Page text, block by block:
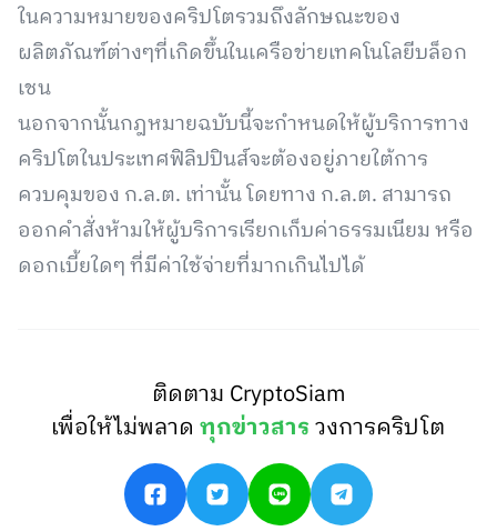
ในความหมายของคริปโตรวมถึงลักษณะของ
ผลิตภัณฑ์ต่างๆที่เกิดขึ้นในเครือข่ายเทคโนโลยีบล็อก
เชน
นอกจากนั้นกฎหมายฉบับนี้จะกำหนดให้ผู้บริการทาง
คริปโตในประเทศฟิลิปปินส์จะต้องอยู่ภายใต้การ
ควบคุมของ ก.ล.ต. เท่านั้น โดยทาง ก.ล.ต. สามารถ
ออกคำสั่งห้ามให้ผู้บริการเรียกเก็บค่าธรรมเนียม หรือ
ดอกเบี้ยใดๆ ที่มีค่าใช้จ่ายที่มากเกินไปได้
ติดตาม CryptoSiam
เพื่อให้ไม่พลาดทุกข่าวสารวงการคริปโต